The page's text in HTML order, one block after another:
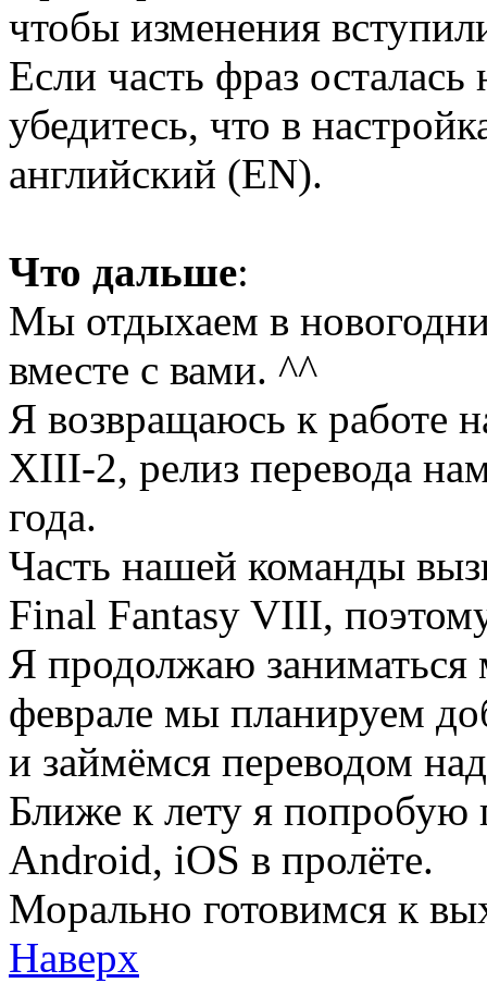
чтобы изменения
Если часть фраз
убедитесь, что в
английский (EN).
Что дальше:
Мы отдыхаем в
вместе с вами. ^^
Я возвращаюсь к работе
XIII-2, релиз перевода
года.
Часть нашей команды
Final Fantasy VIII,
Я продолжаю
феврале мы планируем
и займёмся переводом
Ближе к лету я попробую
Android, iOS в пролёте.
Морально готовимся к
Наверх